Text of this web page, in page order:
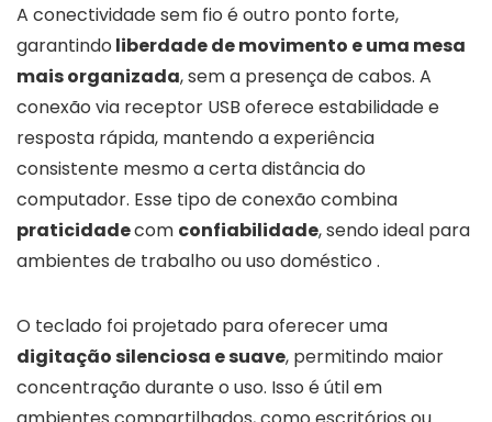
A conectividade sem fio é outro ponto forte,
garantindo liberdade de movimento e uma mesa
mais organizada, sem a presença de cabos. A
conexão via receptor USB oferece estabilidade e
resposta rápida, mantendo a experiência
consistente mesmo a certa distância do
computador. Esse tipo de conexão combina
praticidadecom confiabilidade, sendo ideal para
ambientes de trabalho ou uso doméstico .
O teclado foi projetado para oferecer uma
digitação silenciosa e suave, permitindo maior
concentração durante o uso. Isso é útil em